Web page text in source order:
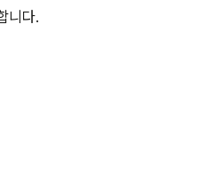
니다.